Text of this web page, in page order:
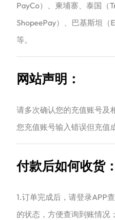
PayCo）、柬埔寨、泰国（
ShopeePay）、巴基斯坦（
等。
网站声明：
请多次确认您的充值账号及
您充值账号输入错误但充值
付款后如何收货：
1.订单完成后，请登录APP
的状态，方便查询到账情况；